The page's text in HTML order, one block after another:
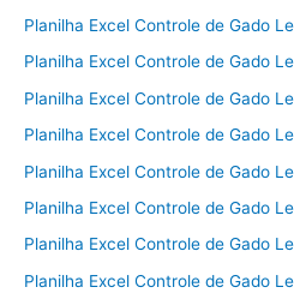
Planilha Excel Controle de Gado
Planilha Excel Controle de Gado
Planilha Excel Controle de Gado
Planilha Excel Controle de Gado
Planilha Excel Controle de Gado
Planilha Excel Controle de Gado
Planilha Excel Controle de Gado
Planilha Excel Controle de Gado